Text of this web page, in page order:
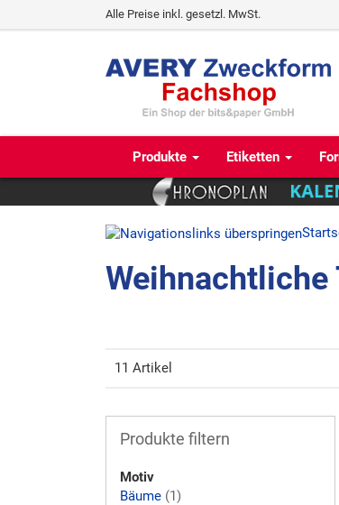
Alle Preise inkl. gesetzl. MwSt.
Produkte Etiketten
11 Artikel
Produkte filtern
Motiv
Bäume (1)